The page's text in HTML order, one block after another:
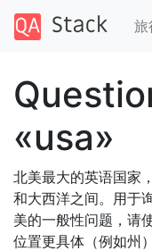
旅
«usa»
北美最大的英语国家
和大西洋之间。用于
美的一般性问题，请
位置更具体（例如州）